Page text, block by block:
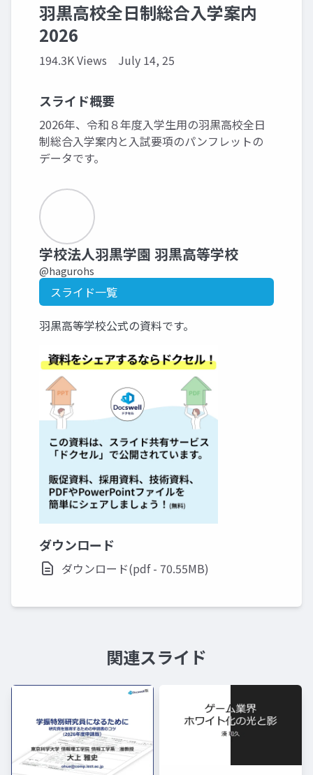
羽黒高校全日制総合入学案内
2026
194.3K Views July 14, 25
スライド概要
2026年、令和８年度入学生用の羽黒高校全日
制総合入学案内と入試要項のパンフレットの
データです。
学校法人羽黒学園 羽黒高等学校
@hagurohs
スライド一覧
羽黒高等学校公式の資料です。
ダウンロード
ダウンロード(pdf - 70.55MB)
関連スライド